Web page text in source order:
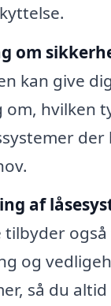
om
kan give
hvilken
der
af
tilbyder
og
så du